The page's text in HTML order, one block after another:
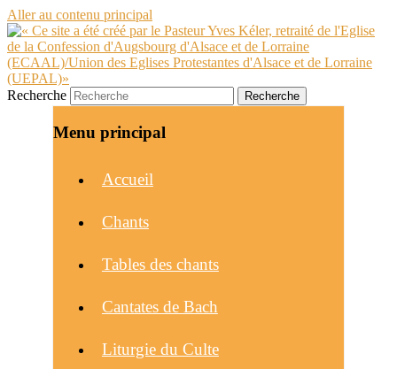
Aller au contenu principal
Recherche
Menu principal
Accueil
Chants
Tables des chants
Cantates de Bach
Liturgie du Culte